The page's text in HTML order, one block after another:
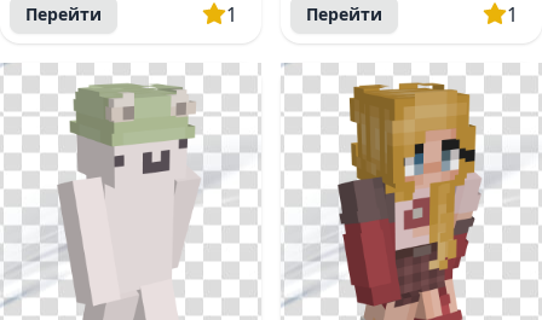
Перейти 1 Перейти 1